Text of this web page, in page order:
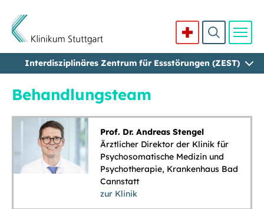
Direkt zum Inhalt
Interdisziplinäres Zentrum für Essstörungen (ZEST)
Behandlungsteam
Prof. Dr. Andreas Stengel
Ärztlicher Direktor der Klinik für
Psychosomatische Medizin und
Psychotherapie, Krankenhaus Bad
Cannstatt
zur Klinik